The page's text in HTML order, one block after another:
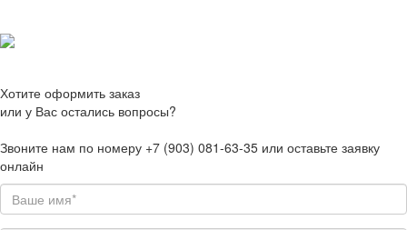
Хотите оформить заказ
или у Вас остались вопросы?
Звоните нам по номеру +7 (903) 081-63-35 или оставьте заявку
онлайн